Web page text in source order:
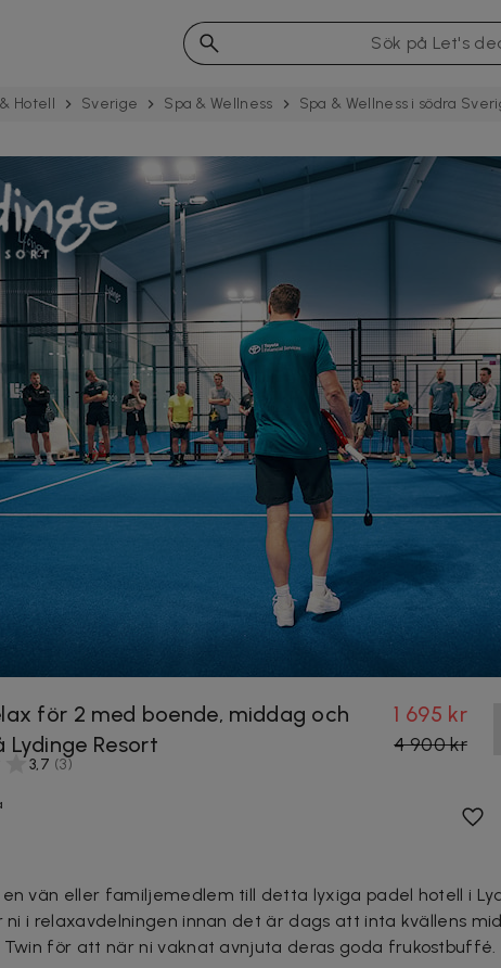
Hotell Sverige Spa & Wellness Spa & Wellness i södra
för 2 med boende, middag och
Lydinge Resort
1 695 kr
4 900 kr
3,7 (3)
vän eller familjemedlem till detta lyxiga padel hotell i
ni i relaxavdelningen innan det är dags att inta kvällens
för att när ni vaknat avnjuta deras goda frukostbuffé.